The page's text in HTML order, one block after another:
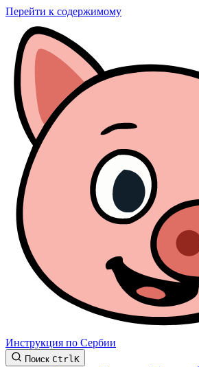
Перейти к содержимому
Инструкция по Сербии
Поиск CtrlK